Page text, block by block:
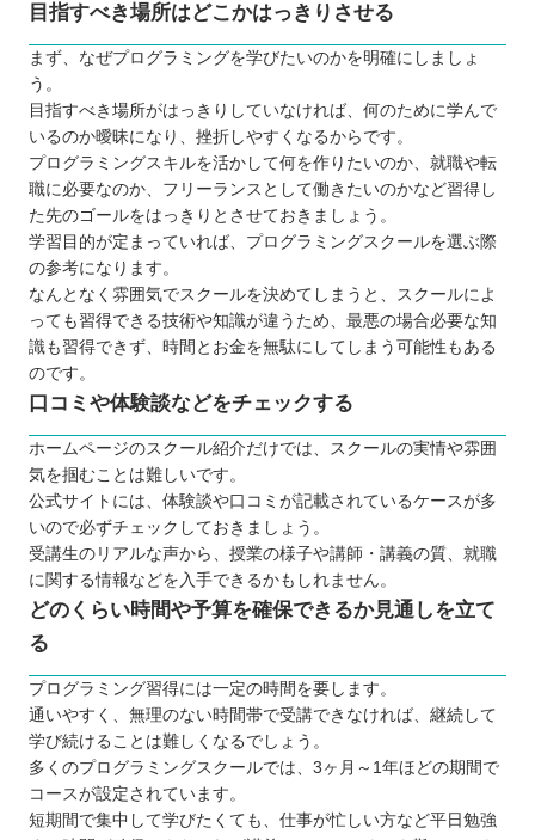
全てのスクールで同じ内容を学べるわけで
はない
スケジュールがあらかじめ決められている
ケースが多い
どんなプログラミング言語を学ぶのが良いのか
子ども向けと大人向けにプログラミングスクール
に違いはあるか
お得にプログラミングスクールに通える制度
プログラミングスクールで挫折しないために
【富山】大人向けのおすすめプログラミングスクー
TECH I.S.（テックアイエス）
OA富山スクール
techgym（テックジム）
Winスクール
パソコン教室キュリオステーション
【富山】子ども向けのおすすめプログラミングス
プロクラ
トライ式プログラミング教室
ひよこパソコン教室
QUREOプログラミング教室
富山で自分に合ったプログラミングスクールを見
目指すべき場所はどこかはっきりさせる
まず、なぜプログラミングを学びたいのかを明確にしましょ
う。
目指すべき場所がはっきりしていなければ、何のために学んで
いるのか曖昧になり、挫折しやすくなるからです。
プログラミングスキルを活かして何を作りたいのか、就職や転
職に必要なのか、フリーランスとして働きたいのかなど習得し
た先のゴールをはっきりとさせておきましょう。
学習目的が定まっていれば、プログラミングスクールを選ぶ際
の参考になります。
なんとなく雰囲気でスクールを決めてしまうと、スクールによ
っても習得できる技術や知識が違うため、最悪の場合必要な知
識も習得できず、時間とお金を無駄にしてしまう可能性もある
のです。
口コミや体験談などをチェックする
ホームページのスクール紹介だけでは、スクールの実情や雰囲
気を掴むことは難しいです。
公式サイトには、体験談や口コミが記載されているケースが多
いので必ずチェックしておきましょう。
受講生のリアルな声から、授業の様子や講師・講義の質、就職
に関する情報などを入手できるかもしれません。
どのくらい時間や予算を確保できるか見通しを立て
る
プログラミング習得には一定の時間を要します。
通いやすく、無理のない時間帯で受講できなければ、継続して
学び続けることは難しくなるでしょう。
多くのプログラミングスクールでは、3ヶ月～1年ほどの期間で
コースが設定されています。
短期間で集中して学びたくても、仕事が忙しい方など平日勉強